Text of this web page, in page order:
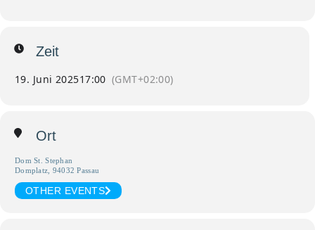
Zeit
19. Juni 202517:00 (GMT+02:00)
Ort
Dom St. Stephan
Domplatz, 94032 Passau
OTHER EVENTS